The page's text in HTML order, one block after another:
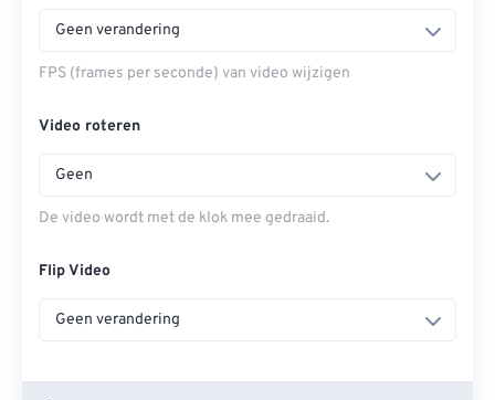
Geen verandering
FPS (frames per seconde) van video wijzigen
Video roteren
Geen
De video wordt met de klok mee gedraaid.
Flip Video
Geen verandering